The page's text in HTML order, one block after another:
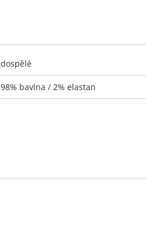
dospělé
98% bavlna / 2% elastan